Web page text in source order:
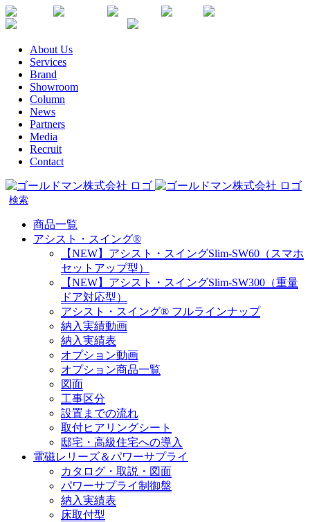
Skip
to
Youtube Instagram Facebook Twitter SDGs
楽
About Us
Services
Brand
Showroom
Column
News
Partners
Media
Recruit
Contact
商品一覧
アシスト・スイング®
【NEW】アシスト・スイングSlim-SW60（スマホ
セットアップ型）
【NEW】アシスト・スイングSlim-SW300（重量
ドア対応型）
アシスト・スイング® フルラインナップ
納入実績動画
納入実績表
オプション動画
オプション商品一覧
図面
工事区分
設置までの流れ
取付ヒアリングシート
邸宅・高級住宅への導入
電磁レリーズ＆パワーサプライ
カタログ・取説・図面
パワーサプライ制御盤
納入実績表
床取付型